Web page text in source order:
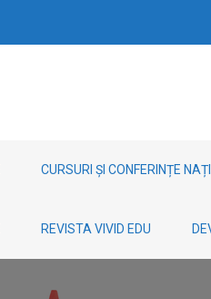
CURSURI ȘI CONFERINȚE
REVISTA VIVID EDU